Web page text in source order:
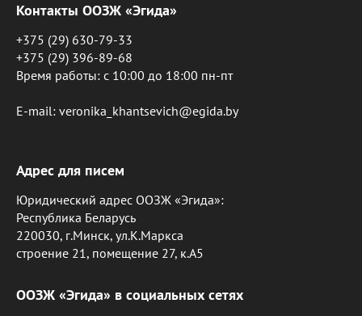
Контакты ООЗЖ «Эгида»
+375 (29) 630-79-33
+375 (29) 396-89-68
Время работы: c 10:00 до 18:00 пн-пт
E-mail: veronika_khantsevich@egida.by
Адрес для писем
Юридический адрес ООЗЖ «Эгида»:
Республика Беларусь
220030, г.Минск, ул.К.Маркса
строение 21, помещение 27, к.А5
ООЗЖ «Эгида» в социальных сетях